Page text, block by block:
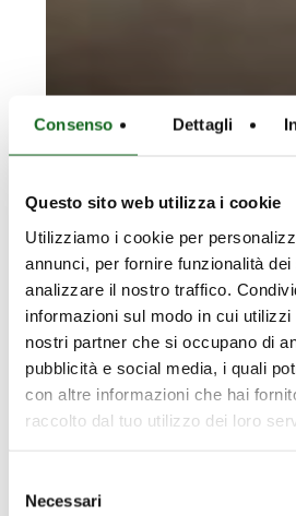
Consenso Dettagli
Questo sito web utilizza i cookie
Utilizziamo i cookie per
annunci, per fornire funzionalità
analizzare il nostro traffico.
informazioni sul modo in cui
nostri partner che si occupano di
pubblicità e social media, i quali
con altre informazioni che hai
raccolto dal tuo utilizzo dei loro
delNecessari
Dayang